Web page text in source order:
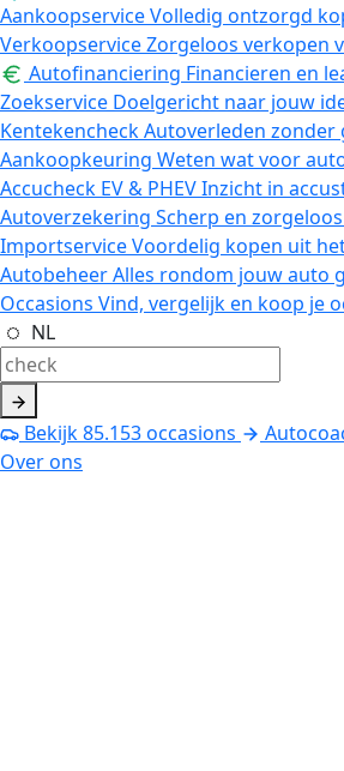
AankoopserviceVolledig ontzorgd
VerkoopserviceZorgeloos verkopen
Autofinanciering Financieren en
Zoekservice Doelgericht naar jouw
KentekencheckAutoverleden zonder
Aankoopkeuring Weten wat voor
Accucheck EV & PHEVInzicht in
Autoverzekering Scherp en
ImportserviceVoordelig kopen uit
AutobeheerAlles rondom jouw auto
Occasions Vind, vergelijk en koop je
NL
Bekijk85.153occasions
Over ons